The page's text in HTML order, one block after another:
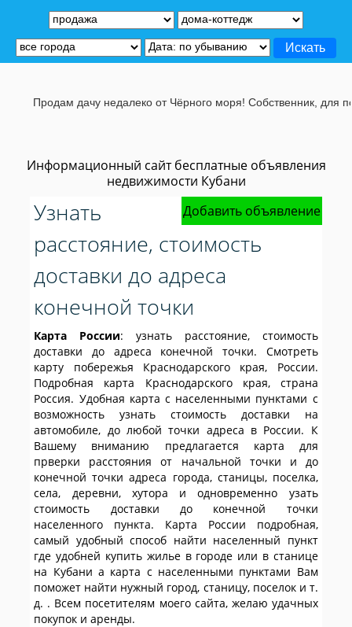
Информационный сайт бесплатные объявления
недвижимости Кубани
Добавить объявление
Узнать
расстояние, стоимость
доставки до адреса
конечной точки
Карта России: узнать расстояние, стоимость
доставки до адреса конечной точки. Смотреть
карту побережья Краснодарского края, России.
Подробная карта Краснодарского края, страна
Россия. Удобная карта с населенными пунктами с
возможность узнать стоимость доставки на
автомобиле, до любой точки адреса в России. К
Вашему вниманию предлагается карта для
прверки расстояния от начальной точки и до
конечной точки адреса города, станицы, поселка,
села, деревни, хутора и одновременно узать
стоимость доставки до конечной точки
населенного пункта. Карта России подробная,
самый удобный способ найти населенный пункт
где удобней купить жилье в городе или в станице
на Кубани а карта с населенными пунктами Вам
поможет найти нужный город, станицу, поселок и т.
д. . Всем посетителям моего сайта, желаю удачных
покупок и аренды.
Продам дачу недалеко от Чёрного моря! Собственник, для